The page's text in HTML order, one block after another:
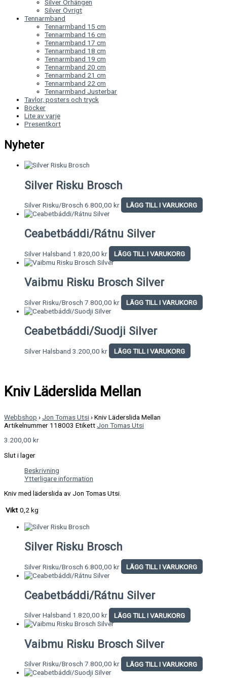
Silver Örhängen
Silver Övrigt
Tennarmband
Tennarmband 15 cm
Tennarmband 16 cm
Tennarmband 17 cm
Tennarmband 18 cm
Tennarmband 19 cm
Tennarmband 20 cm
Tennarmband 21 cm
Tennarmband 22 cm
Tennarmband Justerbar
Tavlor, posters och tryck
Böcker
Lite av varje
Presentkort
Nyheter
Silver Risku Brosch
Silver Risku/Brosch 6.800,00 kr LÄGG TILL I VARUKORG
Ceabetbáddi/Rátnu Silver
Silver Halsband 1.820,00 kr LÄGG TILL I VARUKORG
Vaibmu Risku Brosch Silver
Silver Risku/Brosch 7.800,00 kr LÄGG TILL I VARUKORG
Ceabetbáddi/Suodji Silver
Silver Halsband 3.200,00 kr LÄGG TILL I VARUKORG
Kniv Läderslida Mellan
Webbshop › Jon Tomas Utsi›Kniv Läderslida Mellan
Artikelnummer 118003 Etikett Jon Tomas Utsi
3.200,00 kr
Slut i lager
Beskrivning
Ytterligare information
Kniv med läderslida av Jon Tomas Utsi.
Vikt 0,2 kg
Silver Risku Brosch
Silver Risku/Brosch 6.800,00 kr LÄGG TILL I VARUKORG
Ceabetbáddi/Rátnu Silver
Silver Halsband 1.820,00 kr LÄGG TILL I VARUKORG
Vaibmu Risku Brosch Silver
Silver Risku/Brosch 7.800,00 kr LÄGG TILL I VARUKORG